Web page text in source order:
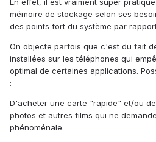
En effet, il est vraiment super
mémoire de stockage selon ses
des points fort du système par
On objecte parfois que c'est du fait
installées sur les téléphones qui
optimal de certaines applications.
:
D'acheter une carte "rapide" et/ou
photos et autres films qui ne
phénoménale.